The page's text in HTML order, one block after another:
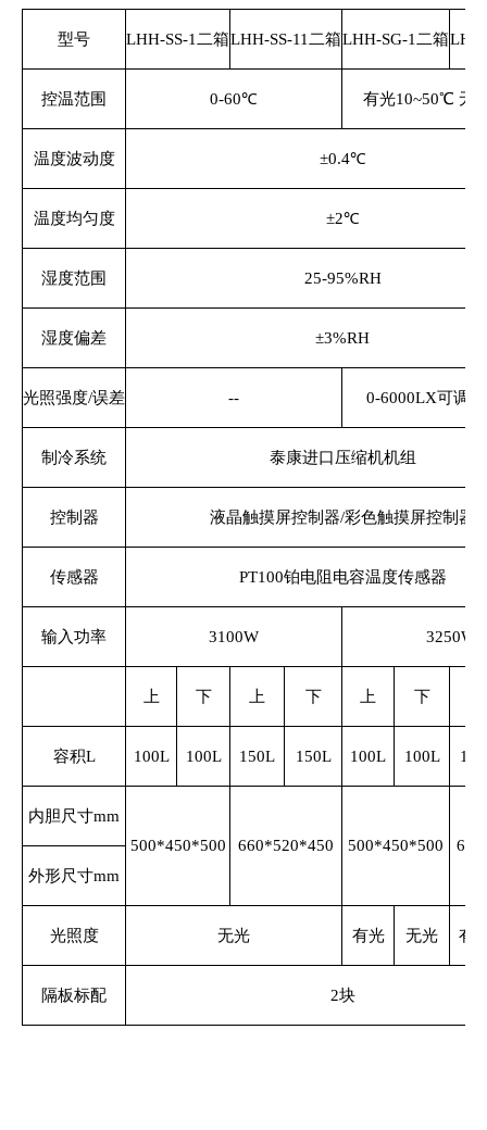
型号 LHH-SS-1二箱LHH-SS-11二箱LHH-SG-1二箱
控温范围 0-60℃ 有光10~50℃ 无
温度波动度 ±0.4℃
温度均匀度 ±2℃
湿度范围 25-95%RH
湿度偏差 ±3%RH
光照强度/误差 -- 0-6000LX可调
制冷系统 泰康进口压缩机机组
控制器 液晶触摸屏控制器/彩色触摸屏控制器
传感器 PT100铂电阻电容温度传感器
输入功率 3100W 3250W
上 下 上 下 上 下
容积L 100L 100L 150L 150L 100L 100L
内胆尺寸mm
500*450*500
660*520*450 500*450*500
外形尺寸mm
光照度 无光 有光 无光 有
隔板标配 2块